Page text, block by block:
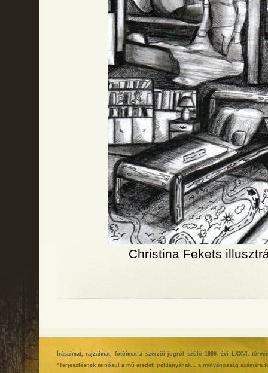
Christina Fekets
Írásaimat, rajzaimat, fotóimat a szerzői jogról szóló 1999. évi LXXVI.
"Terjesztésnek minősül a mű eredeti példányának... a nyilvánosság